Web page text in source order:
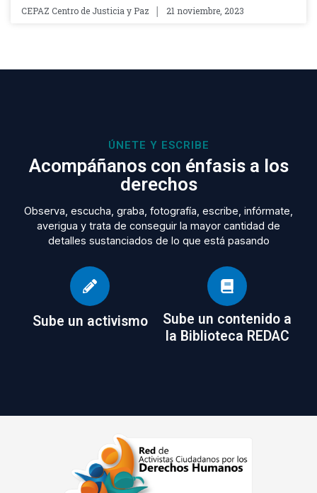
CEPAZ Centro de Justicia y Paz 21 noviembre, 2023
ÚNETE Y ESCRIBE
Acompáñanos con énfasis a los
derechos
Observa, escucha, graba, fotografía, escribe, infórmate,
averigua y trata de conseguir la mayor cantidad de
detalles sustanciados de lo que está pasando
Sube un activismo
Sube un contenido a
la Biblioteca REDAC